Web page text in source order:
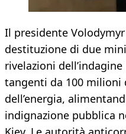
Il presidente
destituzione di due
rivelazioni
tangenti da 100
dell’energia,
indignazione pubblica